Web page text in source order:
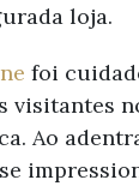
loja.
foi
visitantes
Ao